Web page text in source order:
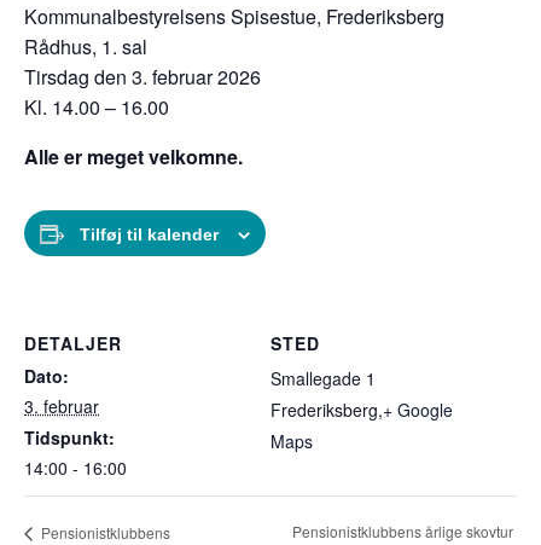
Kommunalbestyrelsens Spisestue, Frederiksberg
Rådhus, 1. sal
Tirsdag den 3. februar 2026
Kl. 14.00 – 16.00
Alle er meget velkomne.
Tilføj til kalender
DETALJER
Dato:
3. februar
Tidspunkt:
14:00 - 16:00
STED
Smallegade 1
Frederiksberg,+ Google
Maps
Pensionistklubbens
Pensionistklubbens årlige skovtur